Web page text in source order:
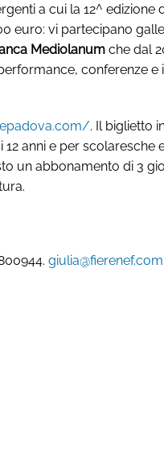
a cui la 12^ edizione
euro: vi partecipano
Mediolanum che dal
conferenze e
. Il biglietto
anni e per
un abbonamento di 3
giulia@fierenef.com